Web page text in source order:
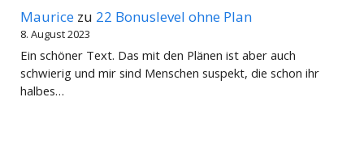
Maurice zu 22 Bonuslevel ohne Plan
8. August 2023
Ein schöner Text. Das mit den Plänen ist aber auch
schwierig und mir sind Menschen suspekt, die schon ihr
halbes…